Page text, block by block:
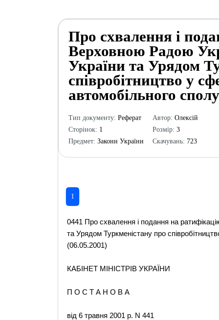
Про схвалення і
Верховною Радою
України та Урядом
співробітництво у
автомобільного
Тип документу: Реферат
Сторінок: 1
Предмет: Закони України
Автор: Олексій
Розмір: 3
Скачувань: 723
1
0441 Про схвалення і подання на
та Урядом Туркменістану про
(06.05.2001)
КАБІНЕТ МІНІСТРІВ УКРАЇНИ
П О С Т А Н О В А
від 6 травня 2001 р. N 441